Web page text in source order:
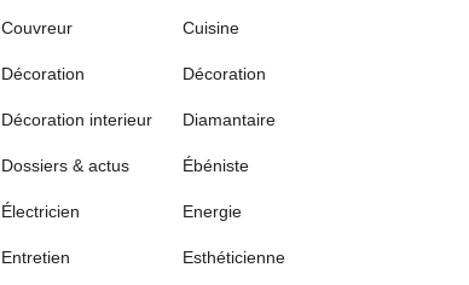
Couvreur Cuisine
Décoration Décoration
Décoration interieur Diamantaire
Dossiers & actus Ébéniste
Électricien Energie
Entretien Esthéticienne